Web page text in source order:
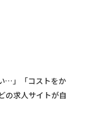
…」「コストをか
の求人サイトが自